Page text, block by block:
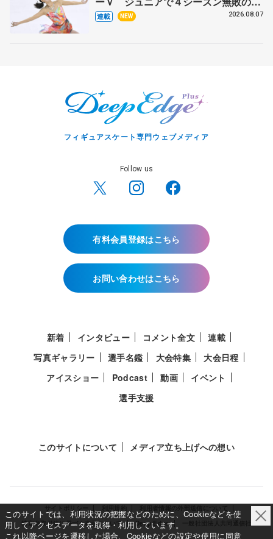
田麻央
連載 NEW 2026.08.07
フィギュアスケート専門ウェブメディア
Follow us
有料会員登録はこちら
お問い合わせはこちら
新着 インタビュー コメント全文
連載
写真ギャラリー
選手名鑑 大会特集
大会日程
アイスショー
Podcast 動画
イベント
選手支援
このサイトについて メディア立ち上げへの想い
特定商取引法に基づく表示について
Deep Edge
このサイトでは、利用状況の把握などのために、Cookieなどを使
用してアクセスデータを取得・利用しています。
これ以降ページを遷移した場合、Cookieなどの設定や使用に同意